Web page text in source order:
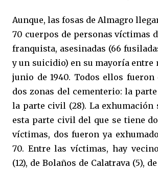
Aunque, las fosas de Almagro
70 cuerpos de personas víctimas
franquista, asesinadas (66
y un suicidio) en su mayoría entre
junio de 1940. Todos ellos fueron
dos zonas del cementerio: la
la parte civil (28). La exhumación
esta parte civil del que se tiene
víctimas, dos fueron ya
70. Entre las víctimas, hay
(12), de Bolaños de Calatrava (5),